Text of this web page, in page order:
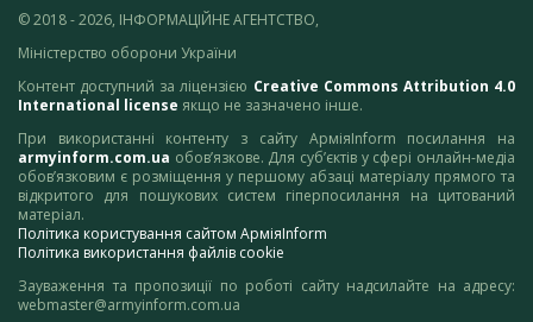
© 2018 - 2026, ІНФОРМАЦІЙНЕ АГЕНТСТВО,
Міністерство оборони України
Контент доступний за ліцензією Creative Commons Attribution 4.0
International license якщо не зазначено інше.
При використанні контенту з сайту АрміяInform посилання на
armyinform.com.ua обов’язкове. Для суб’єктів у сфері онлайн-медіа
обов’язковим є розміщення у першому абзаці матеріалу прямого та
відкритого для пошукових систем гіперпосилання на цитований
матеріал.
Політика користування сайтом АрміяInform
Політика використання файлів cookie
Зауваження та пропозиції по роботі сайту надсилайте на адресу:
webmaster@armyinform.com.ua